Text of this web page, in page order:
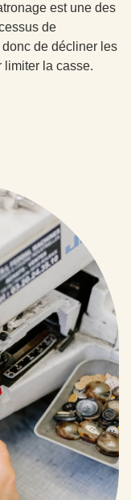
est une des
de
de décliner les
limiter la casse.